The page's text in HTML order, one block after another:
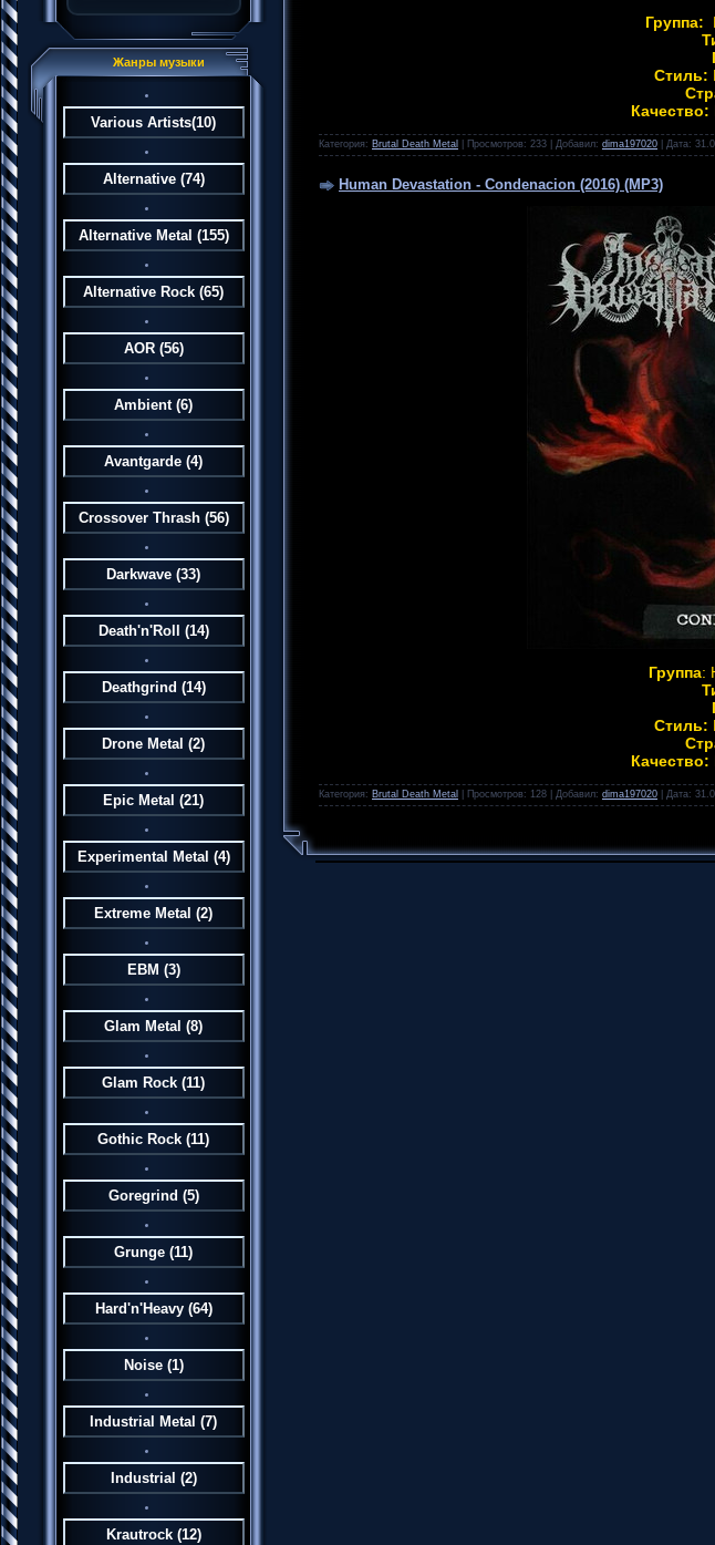
Жанры музыки
Various Artists(10)
Alternative (74)
Alternative Metal (155)
Alternative Rock (65)
AOR (56)
Ambient (6)
Avantgarde (4)
Crossover Thrash (56)
Darkwave (33)
Death'n'Roll (14)
Deathgrind (14)
Drone Metal (2)
Epic Metal (21)
Experimental Metal (4)
Extreme Metal (2)
EBM (3)
Glam Metal (8)
Glam Rock (11)
Gothic Rock (11)
Goregrind (5)
Grunge (11)
Hard'n'Heavy (64)
Noise (1)
Industrial Metal (7)
Industrial (2)
Krautrock (12)
Группа:
Стиль:
Качество:
Категория: Brutal Death Metal Просмотров: 233 Добавил: dima197020 Дата:
Human Devastation - Condenacion (2016) (MP3)
Группа:
Стиль:
Качество:
Категория: Brutal Death Metal Просмотров: 128 Добавил: dima197020 Дата: